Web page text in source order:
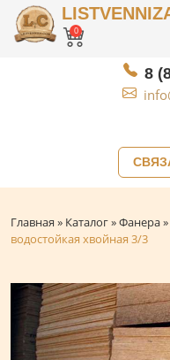
0
8
Главная » Каталог»Фанера»
водостойкая хвойная 3/3